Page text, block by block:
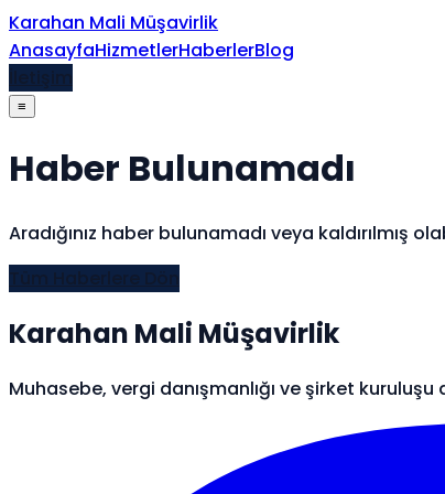
İçeriğe atla
Karahan Mali Müşavirlik
AnasayfaHizmetlerHaberlerBlog
≡
Haber Bulunamadı
Aradığınız haber bulunamadı veya kaldırılmış
Karahan Mali Müşavirlik
Muhasebe, vergi danışmanlığı ve şirket